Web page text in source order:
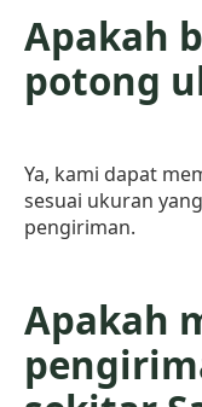
Apakah
potong
Ya, kami dapat
sesuai ukuran
pengiriman.
Apakah